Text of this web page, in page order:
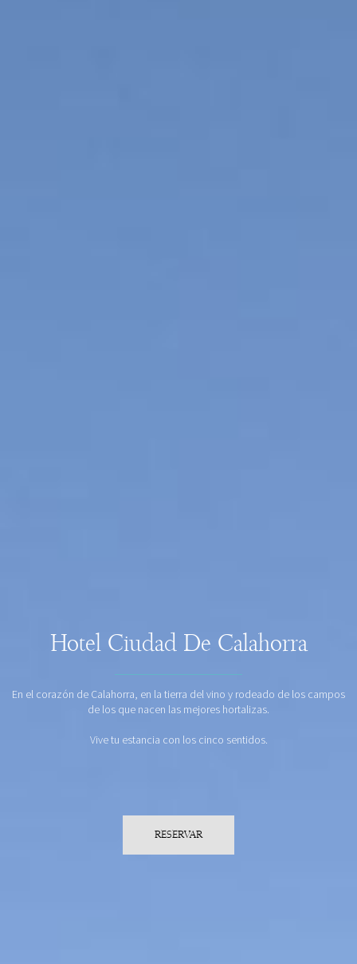
Hotel Ciudad De Calahorra
En el corazón de Calahorra, en la tierra del vino y rodeado de los campos
de los que nacen las mejores hortalizas.
Vive tu estancia con los cinco sentidos.
RESERVAR